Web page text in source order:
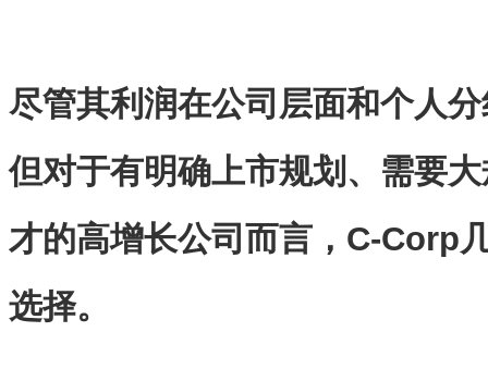
尽管其利润在公司层面和个人
但对于有明确上市规划、需要
才的高增长公司而言，C-Corp
选择。